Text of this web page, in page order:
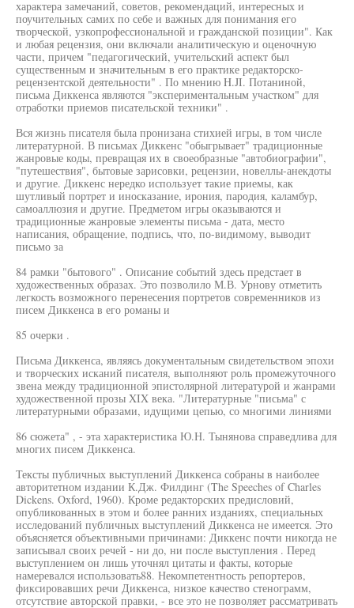
характера замечаний, советов, рекомендаций, интересных и
поучительных самих по себе и важных для понимания его
творческой, узкопрофессиональной и гражданской позиции". Как
и любая рецензия, они включали аналитическую и оценочную
части, причем "педагогический, учительский аспект был
существенным и значительным в его практике редакторско-
рецензентской деятельности" . По мнению H.JI. Потаниной,
письма Диккенса являются "экспериментальным участком" для
отработки приемов писательской техники" .
Вся жизнь писателя была пронизана стихией игры, в том числе
литературной. В письмах Диккенс "обыгрывает" традиционные
жанровые коды, превращая их в своеобразные "автобиографии",
"путешествия", бытовые зарисовки, рецензии, новеллы-анекдоты
и другие. Диккенс нередко использует такие приемы, как
шутливый портрет и иносказание, ирония, пародия, каламбур,
самоаллюзия и другие. Предметом игры оказываются и
традиционные жанровые элементы письма - дата, место
написания, обращение, подпись, что, по-видимому, выводит
письмо за
84 рамки "бытового" . Описание событий здесь предстает в
художественных образах. Это позволило М.В. Урнову отметить
легкость возможного перенесения портретов современников из
писем Диккенса в его романы и
85 очерки .
Письма Диккенса, являясь документальным свидетельством эпохи
и творческих исканий писателя, выполняют роль промежуточного
звена между традиционной эпистолярной литературой и жанрами
художественной прозы XIX века. "Литературные "письма" с
литературными образами, идущими цепью, со многими линиями
86 сюжета" , - эта характеристика Ю.Н. Тынянова справедлива для
многих писем Диккенса.
Тексты публичных выступлений Диккенса собраны в наиболее
авторитетном издании К.Дж. Филдинг (The Speeches of Charles
Dickens. Oxford, 1960). Кроме редакторских предисловий,
опубликованных в этом и более ранних изданиях, специальных
исследований публичных выступлений Диккенса не имеется. Это
объясняется объективными причинами: Диккенс почти никогда не
записывал своих речей - ни до, ни после выступления . Перед
выступлением он лишь уточнял цитаты и факты, которые
намеревался использовать88. Некомпетентность репортеров,
фиксировавших речи Диккенса, низкое качество стенограмм,
отсутствие авторской правки, - все это не позволяет рассматривать